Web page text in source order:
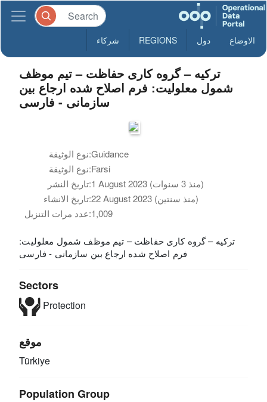
الاوضاع دول REGIONS شركاء
ترکیه – گروه کاری حفاظت – تیم موظف
شمول معلولیت: فرم اصلاح شده ارجاع بین
سازمانی - فارسی
نوع الوثيقة:Guidance
نوع الوثيقة:Farsi
تاريخ النشر:
1 August 2023 (منذ 3 سنوات)
تاريخ الانشاء:
22 August 2023 (منذ سنتين)
عدد مرات التنزيل:1,009
ترکیه – گروه کاری حفاظت – تیم موظف شمول معلولیت:
فرم اصلاح شده ارجاع بین سازمانی - فارسی
Sectors
Protection
موقع
Türkiye
Population Group